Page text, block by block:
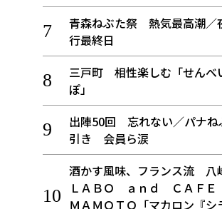
青森ねぶた祭 熱気最高潮／
行最終日
三戸町 相性楽しむ「せんべ
ぽ」
出陣50回 忘れない／パナね
引き 会員ら涙
酒かす風味、フランス流 八
ＬＡＢＯ ａｎｄ ＣＡＦ
ＭＡＭＯＴＯ「マカロン『シ